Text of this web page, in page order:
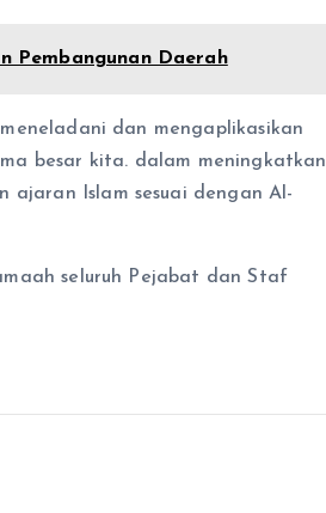
Pembangunan Daerah
dan mengaplikasikan
besar kita. dalam meningkatkan
ajaran Islam sesuai dengan Al-
seluruh Pejabat dan Staf